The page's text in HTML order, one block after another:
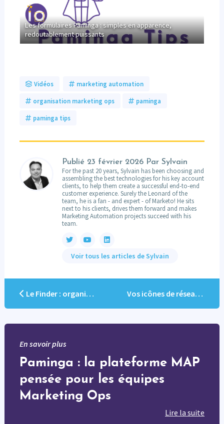
Les formulaires Paminga : simples en apparence,
redoutablement puissants
Vidéos marketing automation
organisation marketing ops paminga
paminga tips
Publié 23 février 2026Par Sylvain
For the past 20 years, Sylvain has been choosing and
assembling the best technologies for his key account
clients, to help them create a successful end-to-end
customer experience. Surely the Leonard of the
team, he is a fan - and expert - of Marketo! He sits
next to his clients, drives them forward and makes
Marketing Automation projects succeed with his
team.
Voir tous les articles de Sylvain
Le Finder : organiser le travail en équipe Vos icônes de réseaux sociaux, une fois pour toutes
En savoir plus
Paminga : la plateforme MAP
pensée pour les équipes
Marketing Ops
Lire la suite